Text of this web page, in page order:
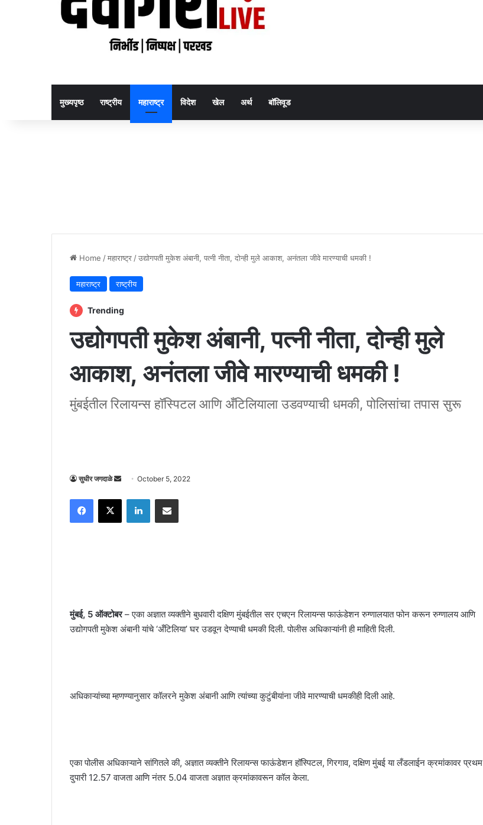
मुख्यपृष्ठ राष्ट्रीय महाराष्ट्र विदेश खेल अर्थ बॉलिवूड
Home /महाराष्ट्र /उद्योगपती मुकेश अंबानी, पत्नी नीता, दोन्ही मुले आकाश, अनंतला जीवे मारण्याची धमकी !
महाराष्ट्र राष्ट्रीय
Trending
उद्योगपती मुकेश अंबानी, पत्नी नीता, दोन्ही मुले
आकाश, अनंतला जीवे मारण्याची धमकी !
मुंबईतील रिलायन्स हॉस्पिटल आणि अँटिलियाला उडवण्याची धमकी, पोलिसांचा तपास सुरू
सुधीर जगदाळे
Send
email
October 5, 2022
Facebook
X LinkedInShare via Email
मुंबई, 5 ऑक्टोबर– एका अज्ञात व्यक्तीने बुधवारी दक्षिण मुंबईतील सर एचएन रिलायन्स फाऊंडेशन रुग्णालयात फोन करून रुग्णालय आणि
उद्योगपती मुकेश अंबानी यांचे ‘अँटिलिया’ घर उडवून देण्याची धमकी दिली. पोलीस अधिकाऱ्यांनी ही माहिती दिली.
अधिकाऱ्यांच्या म्हणण्यानुसार कॉलरने मुकेश अंबानी आणि त्यांच्या कुटुंबीयांना जीवे मारण्याची धमकीही दिली आहे.
एका पोलीस अधिकाऱ्याने सांगितले की, अज्ञात व्यक्तीने रिलायन्स फाऊंडेशन हॉस्पिटल, गिरगाव, दक्षिण मुंबई या लँडलाईन क्रमांकावर प्रथम
दुपारी 12.57 वाजता आणि नंतर 5.04 वाजता अज्ञात क्रमांकावरून कॉल केला.